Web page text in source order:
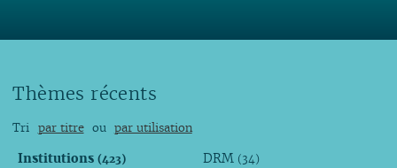
Thèmes récents
Tri par titre ou par utilisation
Institutions (423) DRM (34)